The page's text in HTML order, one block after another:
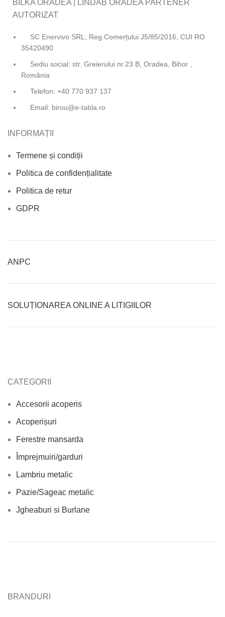
BILKA ORADEA | LINDAB ORADEA PARTENER
AUTORIZAT
SC Enervivo SRL, Reg.Comerțului J5/85/2016, CUI RO
35420490
Sediu social: str. Greierului nr.23 B, Oradea, Bihor ,
România
Telefon: +40 770 937 137
Email: birou@e-tabla.ro
INFORMAȚII
Termene și condiții
Politica de confidențialitate
Politica de retur
GDPR
ANPC
SOLUȚIONAREA ONLINE A LITIGIILOR
CATEGORII
Accesorii acoperis
Acoperișuri
Ferestre mansarda
Împrejmuiri/garduri
Lambriu metalic
Pazie/Sageac metalic
Jgheaburi si Burlane
BRANDURI